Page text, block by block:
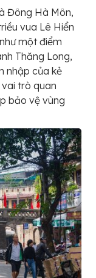
Đông Hà Môn,
vua Lê Hiển
một điểm
Thăng Long,
nhập của kẻ
trò quan
bảo vệ vùng